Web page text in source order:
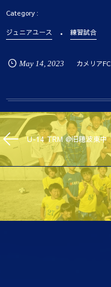
ジュニアユース 練習試合
May 14, 2023 カメリアFC
U-14 TRM @旧穂波東中